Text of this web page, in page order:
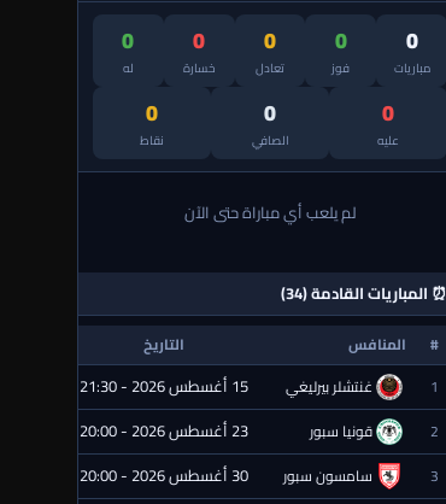
0
مباريات
0
فوز
0
تعادل
0
خسارة
0
له
0
عليه
0
الصافي
0
نقاط
لم يلعب أي مباراة حتى الآن
⏰ المباريات القادمة (34)
# المنافس التاريخ
1
غنتشلر بيرليغي 15 أغسطس 2026 - 21:30
2 قونيا سبور 23 أغسطس 2026 - 20:00
3 سامسون سبور 30 أغسطس 2026 - 20:00